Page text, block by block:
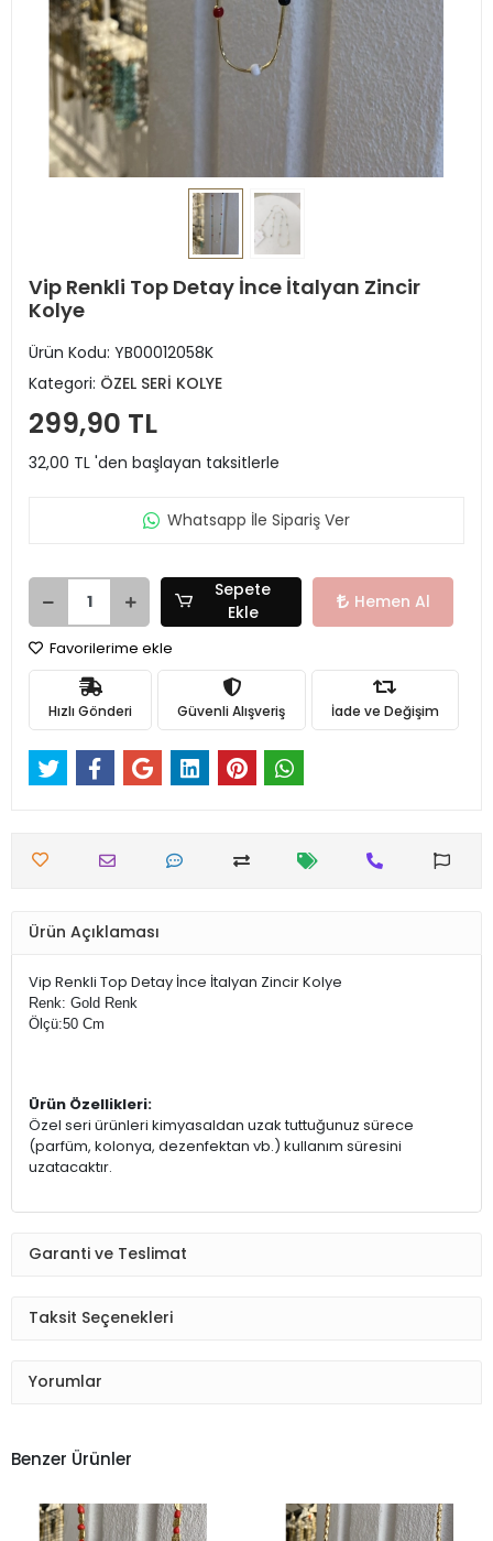
Vip Renkli Top Detay İnce İtalyan Zincir
Kolye
Ürün Kodu: YB00012058K
Kategori: ÖZEL SERİ KOLYE
299,90 TL
32,00 TL 'den başlayan taksitlerle
Whatsapp İle Sipariş Ver
Sepete
Ekle
Hemen Al
Favorilerime ekle
Hızlı Gönderi Güvenli Alışveriş İade ve Değişim
Ürün Açıklaması
Vip Renkli Top Detay İnce İtalyan Zincir Kolye
Renk: Gold Renk
Ölçü:50 Cm
Ürün Özellikleri:
Özel seri ürünleri kimyasaldan uzak tuttuğunuz sürece
(parfüm, kolonya, dezenfektan vb.) kullanım süresini
uzatacaktır.
Garanti ve Teslimat
Taksit Seçenekleri
Yorumlar
Benzer Ürünler